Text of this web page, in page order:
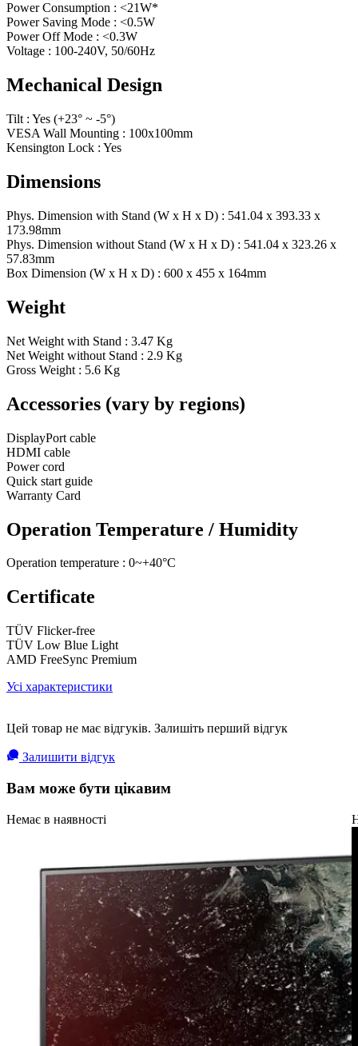
Power Consumption : <21W*
Power Saving Mode : <0.5W
Power Off Mode : <0.3W
Voltage : 100-240V, 50/60Hz
Mechanical Design
Tilt : Yes (+23° ~ -5°)
VESA Wall Mounting : 100x100mm
Kensington Lock : Yes
Dimensions
Phys. Dimension with Stand (W x H x D) : 541.04 x 393.33 x
173.98mm
Phys. Dimension without Stand (W x H x D) : 541.04 x 323.26 x
57.83mm
Box Dimension (W x H x D) : 600 x 455 x 164mm
Weight
Net Weight with Stand : 3.47 Kg
Net Weight without Stand : 2.9 Kg
Gross Weight : 5.6 Kg
Accessories (vary by regions)
DisplayPort cable
HDMI cable
Power cord
Quick start guide
Warranty Card
Operation Temperature / Humidity
Operation temperature : 0~+40°C
Certificate
TÜV Flicker-free
TÜV Low Blue Light
AMD FreeSync Premium
Усі характеристики
Цей товар не має відгуків. Залишіть перший відгук
Залишити відгук
Вам може бути цікавим
Немає в наявності